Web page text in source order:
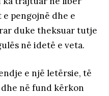
pengojnë dhe e
duke theksuar tutje
në idetë e veta.
e një letërsie, të
në fund kërkon